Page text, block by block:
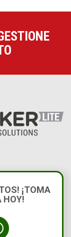
¡TOMA
HOY!